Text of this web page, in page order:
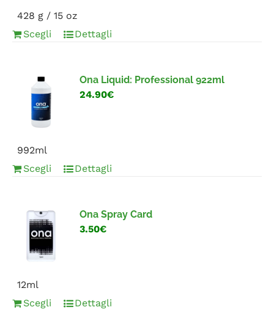
428 g / 15 oz
Scegli
Dettagli
Ona Liquid: Professional 922ml
24.90€
992ml
Scegli
Dettagli
Ona Spray Card
3.50€
12ml
Scegli
Dettagli